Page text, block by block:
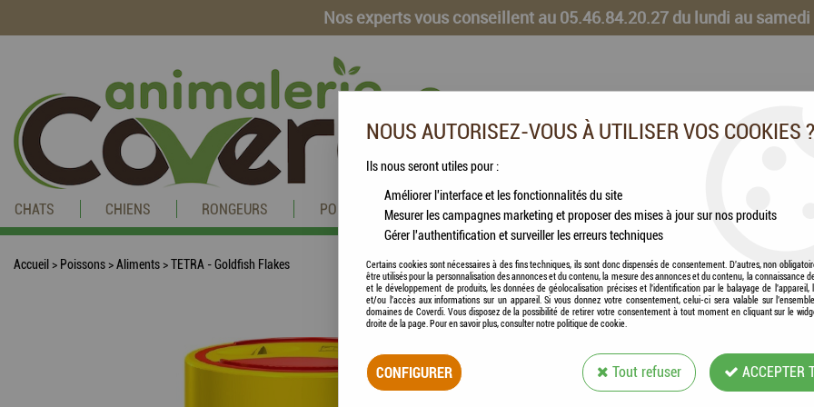
Nos experts vous conseillent au 05.46.84.20.27 du lundi au samedi
CHATS CHIENS RONGEURS POISSONS CHEVAUX VOLAILLES ANIMAUX DE LA FERME
Accueil > Poissons>Aliments>TETRA - Goldfish Flakes
TETRA -
Soyez le premier à donner votre avis !
NOUS AUTORISEZ-VOUS À UTILISER VOS COOKIES ?
Ils nous seront utiles pour :
Améliorer l'interface et les fonctionnalités du site
Mesurer les campagnes marketing et proposer des mises à jour sur nos produits
Gérer l'authentification et surveiller les erreurs techniques
Certains cookies sont nécessaires à des fins techniques, ils sont donc dispensés de consentement. D'autres, non
être utilisés pour la personnalisation des annonces et du contenu, la mesure des annonces et du contenu, la connaissance
et le développement de produits, les données de géolocalisation précises et l'identification par le balayage de l'appareil,
et/ou l'accès aux informations sur un appareil. Si vous donnez votre consentement, celui-ci sera valable sur
domaines de Coverdi. Vous disposez de la possibilité de retirer votre consentement à tout moment en cliquant sur le
droite de la page. Pour en savoir plus, consulter notre politique de cookie.
CONFIGURER Tout refuser ACCEPTER